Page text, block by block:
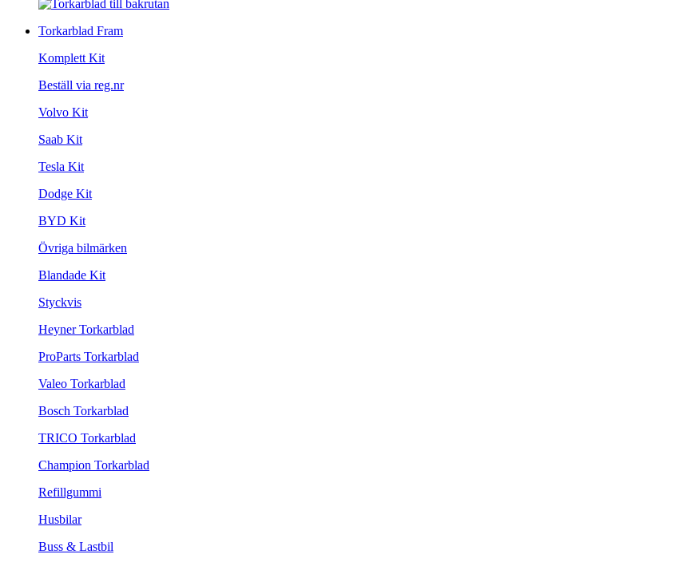
Torkarblad Fram
Komplett Kit
Beställ via reg.nr
Volvo Kit
Saab Kit
Tesla Kit
Dodge Kit
BYD Kit
Övriga bilmärken
Blandade Kit
Styckvis
Heyner Torkarblad
ProParts Torkarblad
Valeo Torkarblad
Bosch Torkarblad
TRICO Torkarblad
Champion Torkarblad
Refillgummi
Husbilar
Buss & Lastbil